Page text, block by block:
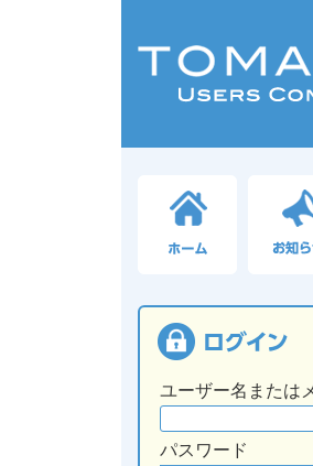
ユーザー名または
パスワード